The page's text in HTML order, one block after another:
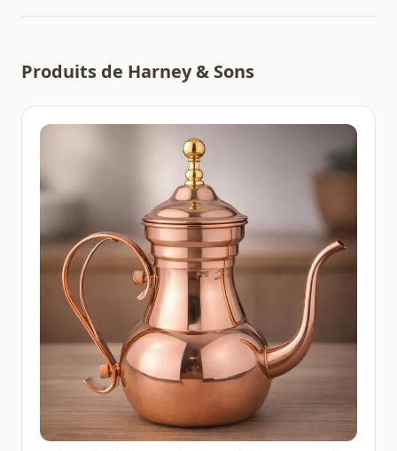
Produits de Harney & Sons